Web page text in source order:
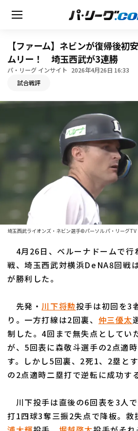
HOME
日程・結果
順位表･成績
1軍公式戦
ファーム東地区
ファーム西地区
交流戦
選手名鑑
選手名鑑トップ
北海道日本ハムファイターズ
東北楽天ゴールデンイーグル
千葉ロッテマリーンズ
オリックス・バファローズ
福岡ソフトバンクホークス
ニュース
設定
【ファーム】ネビンが復帰後初
ムリー！ 埼玉西武が3連勝
パ・リーグ インサイト 2026年4月26日 16:33
試合戦評
埼玉西武ライオンズ・ネビン選手©パーソル パ・リーグTV
4月26日、ベルーナドームで行
戦、埼玉西武対横浜DeNA8回戦
が勝利した。
先発・川下将勲投手は初回を3
り。一方打線は2回裏、 仲三優太
制した。4回まで無失点としてい
が、5回表に森敬斗選手の2点適
す。しかし5回裏、2死1、2塁とす
の2点適時二塁打で逆転に成功す
川下投手は直後の6回表を3人
打1四球3奪三振2失点で降板。救